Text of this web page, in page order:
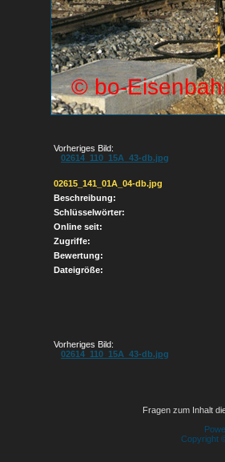
Vorheriges Bild:
02614_110_15A_43-db.jpg
02615_141_01A_04-db.jpg
Beschreibung:
Schlüsselwörter:
Online seit:
Zugriffe:
Bewertung:
Dateigröße:
Vorheriges Bild:
02614_110_15A_43-db.jpg
Fragen zum Inhalt
Copyright